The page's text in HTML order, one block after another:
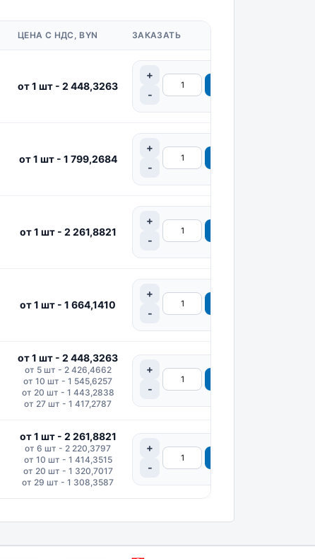
ЦЕНА С НДС, BYN ЗАКАЗАТЬ
от 1 шт - 2 448,3263
от 1 шт - 1 799,2684
от 1 шт - 2 261,8821
от 1 шт - 1 664,1410
от 1 шт - 2 448,3263
от 5 шт - 2 426,4662
от 10 шт - 1 545,6257
от 20 шт - 1 443,2838
от 27 шт - 1 417,2787
от 1 шт - 2 261,8821
от 6 шт - 2 220,3797
от 10 шт - 1 414,3515
от 20 шт - 1 320,7017
от 29 шт - 1 308,3587